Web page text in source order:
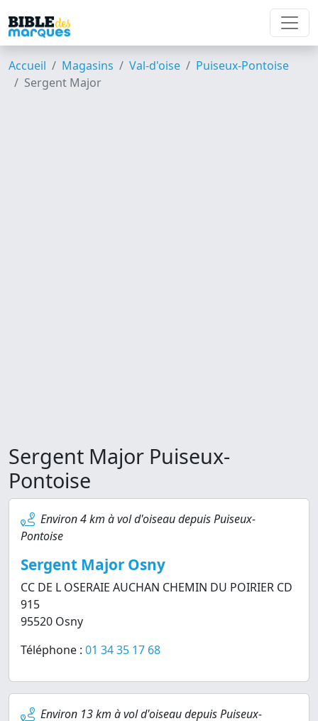
Accueil Magasins Val-d'oise
Puiseux-Pontoise
Sergent Major
Sergent Major Puiseux-
Pontoise
Environ 4 km à vol d'oiseau depuis Puiseux-
Pontoise
Sergent Major Osny
CC DE L OSERAIE AUCHAN CHEMIN DU POIRIER CD
915
95520 Osny
Téléphone : 01 34 35 17 68
Environ 13 km à vol d'oiseau depuis Puiseux-